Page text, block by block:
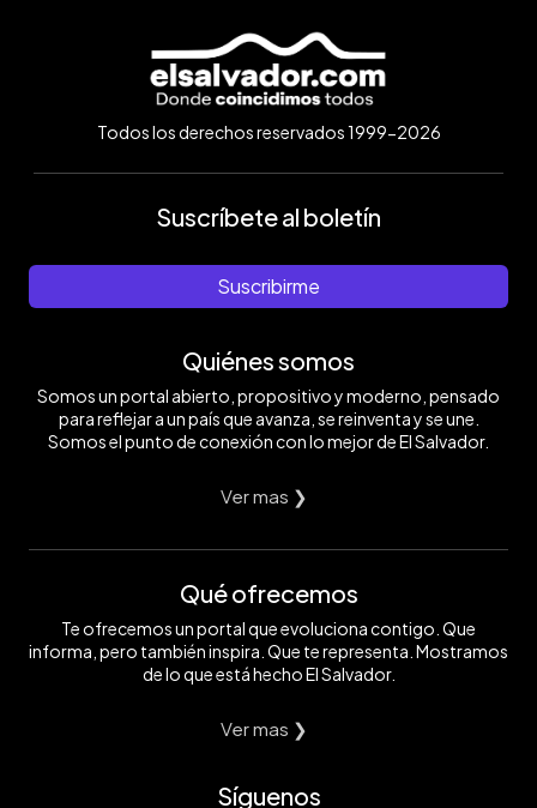
Todos los derechos reservados 1999-2026
Suscríbete al boletín
Suscribirme
Quiénes somos
Somos un portal abierto, propositivo y moderno, pensado
para reflejar a un país que avanza, se reinventa y se une.
Somos el punto de conexión con lo mejor de El Salvador.
Ver mas ❯
Qué ofrecemos
Te ofrecemos un portal que evoluciona contigo. Que
informa, pero también inspira. Que te representa. Mostramos
de lo que está hecho El Salvador.
Ver mas ❯
Síguenos